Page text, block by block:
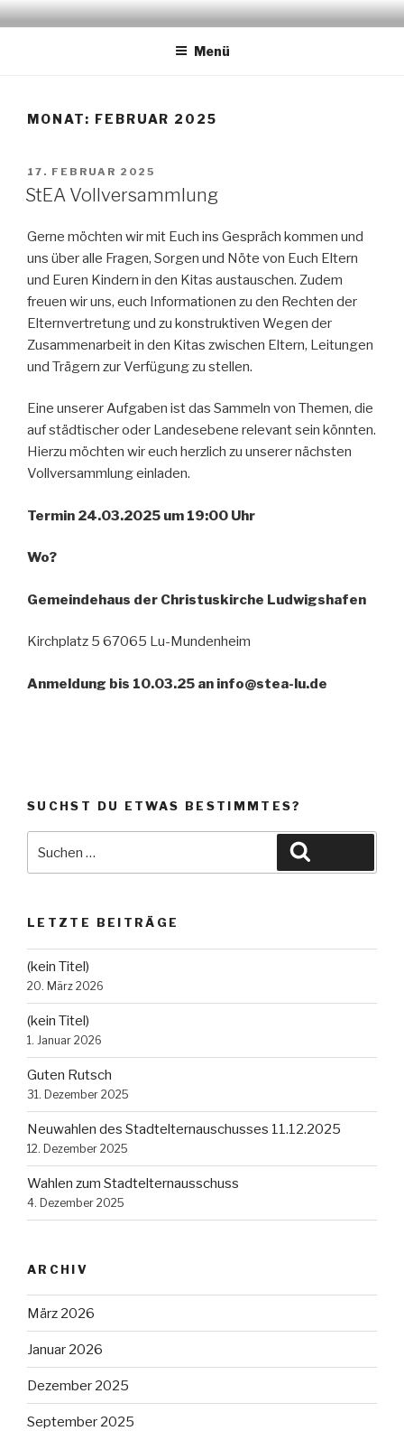
Zum
InhaltSTADTELTERNAUSSCHUSS
LUDWIGSHAFEN
Menü
MONAT: FEBRUAR 2025
VERÖFFENTLICHT
AM
17. FEBRUAR 2025
StEA Vollversammlung
Gerne möchten wir mit Euch ins Gespräch kommen und
uns über alle Fragen, Sorgen und Nöte von Euch Eltern
und Euren Kindern in den Kitas austauschen. Zudem
freuen wir uns, euch Informationen zu den Rechten der
Elternvertretung und zu konstruktiven Wegen der
Zusammenarbeit in den Kitas zwischen Eltern, Leitungen
und Trägern zur Verfügung zu stellen.
Eine unserer Aufgaben ist das Sammeln von Themen, die
auf städtischer oder Landesebene relevant sein könnten.
Hierzu möchten wir euch herzlich zu unserer nächsten
Vollversammlung einladen.
Termin 24.03.2025 um 19:00 Uhr
Wo?
Gemeindehaus der Christuskirche Ludwigshafen
Kirchplatz 5 67065 Lu-Mundenheim
Anmeldung bis 10.03.25 an info@stea-lu.de
SUCHST DU ETWAS BESTIMMTES?
nach:
LETZTE BEITRÄGE
(kein Titel)
20. März 2026
(kein Titel)
1. Januar 2026
Guten Rutsch
31. Dezember 2025
Neuwahlen des Stadtelternauschusses 11.12.2025
12. Dezember 2025
Wahlen zum Stadtelternausschuss
4. Dezember 2025
ARCHIV
März 2026
Januar 2026
Dezember 2025
September 2025